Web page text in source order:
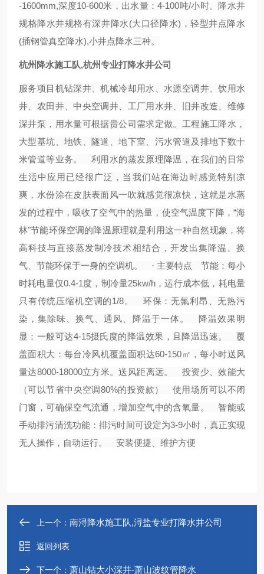
-1600mm,深度10-600米，出水量：4-100吨/小时。降水井
规格降水井规格有深井降水(大口径降水)，轻型井点降水
(插钢管真空降水),小井点降水三种。
杭州降水施工队,杭州专业打降水井公司
服务项目机钻深井、机械冷却用水、水源空调井、饮用水
井、农田井、中央空调井、工厂用水井、旧井改造、维修
深井泵，用水量可根据贵公司需求定做。工程施工降水，
大型基坑、地铁、隧道、地下室、污水管道及排地下数十
米管道等业务。
利用水的蒸发原理降温，在我们的日常
生活中应用已经很广泛，当我们站在海边时感觉特别凉
爽，水份涂在皮肤表面风一吹就感觉很凉快，这就是水蒸
发的过程中，吸收了空气中的热量，使空气温度下降，“海
林"节能环保空调的降温原理就是利用这一种自然现象，将
高科技与直接蒸发制冷技术相结合，开发出集降温、换
气、节能环保于一身的空调机。 · 主要特点 节能：每小
时耗电量仅0.4-1度，制冷量25kw/h，运行成本低，耗电量
只有传统压缩机空调的1/8。 环保：无氟利昂、无热污
染，集除味、换气、通风、降温于一体。 降温效果明
显：一般可达4-15摄氏度的降温效果，且降温迅速。 覆
盖面积大：每台冷风机覆盖面积达60-150㎡，每小时送风
量达8000-18000立方米。送风距离远。 投资少、效能大
（可以节省中央空调80%的投资款） 使用场所可以不闭
门窗，可确保空气流通，增加空气中的含氧量。 智能或
手动排污清洗功能：排污时间可设定为3-9小时，真正实现
无人操作，自动运行。 安装便捷、维护方便
上一个： 南浔降水施工队,浔盐专业打降水井公司
返回列表
下一个： 萧山钻大小深井-萧山波纹管降水